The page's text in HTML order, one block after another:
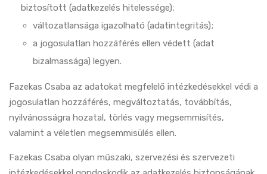
biztosított (adatkezelés hitelessége);
változatlansága igazolható (adatintegritás);
a jogosulatlan hozzáférés ellen védett (adat
bizalmassága) legyen.
Fazekas Csaba az adatokat megfelelő intézkedésekkel védi a
jogosulatlan hozzáférés, megváltoztatás, továbbítás,
nyilvánosságra hozatal, törlés vagy megsemmisítés,
valamint a véletlen megsemmisülés ellen.
Fazekas Csaba olyan műszaki, szervezési és szervezeti